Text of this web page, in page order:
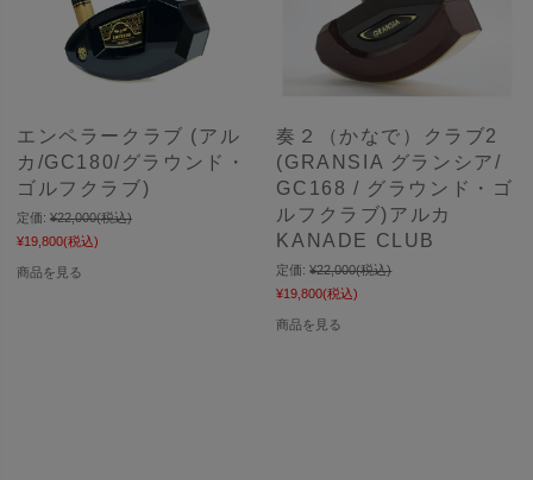
エンペラークラブ (アル
カ/GC180/グラウンド・
ゴルフクラブ)
定価: ¥22,000(税込)
¥19,800(税込)
商品を見る
奏２（かなで）クラブ2
(GRANSIA グランシア/
GC168 / グラウンド・ゴ
ルフクラブ)アルカ
KANADE CLUB
定価: ¥22,000(税込)
¥19,800(税込)
商品を見る